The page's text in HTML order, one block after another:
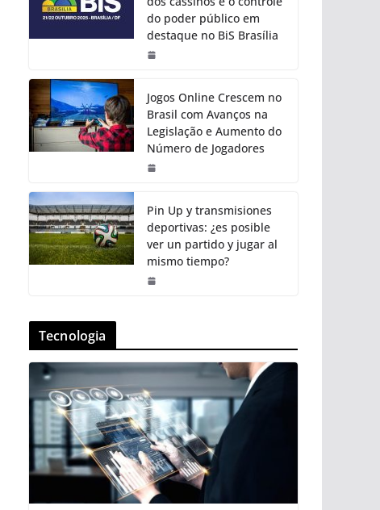
do poder público em
destaque no BiS Brasília
Jogos Online Crescem no
Brasil com Avanços na
Legislação e Aumento do
Número de Jogadores
Pin Up y transmisiones
deportivas: ¿es posible
ver un partido y jugar al
mismo tiempo?
Tecnologia